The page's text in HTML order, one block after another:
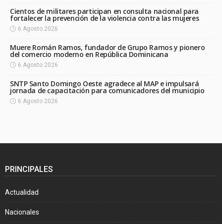
Cientos de militares participan en consulta nacional para
fortalecer la prevención de la violencia contra las mujeres
6 Agosto 2026
Muere Román Ramos, fundador de Grupo Ramos y pionero
del comercio moderno en República Dominicana
6 Agosto 2026
SNTP Santo Domingo Oeste agradece al MAP e impulsará
jornada de capacitación para comunicadores del municipio
6 Agosto 2026
PRINCIPALES
Actualidad
Nacionales